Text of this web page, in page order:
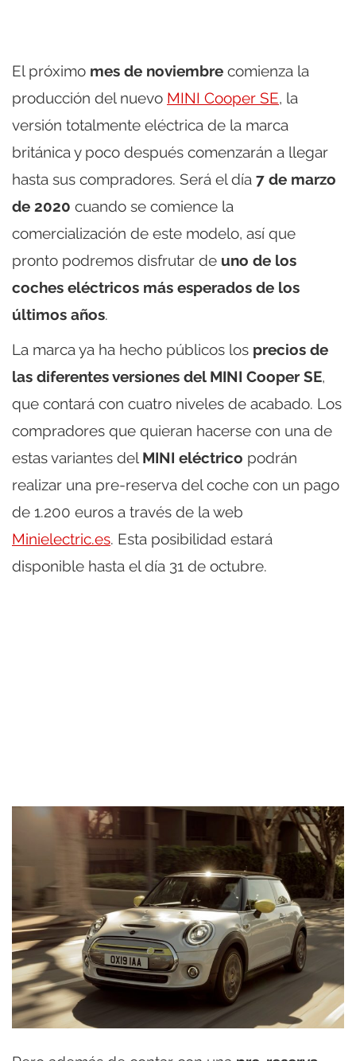
El próximo mes de noviembre comienza la
producción del nuevo MINI Cooper SE, la
versión totalmente eléctrica de la marca
británica y poco después comenzarán a llegar
hasta sus compradores. Será el día 7 de marzo
de 2020 cuando se comience la
comercialización de este modelo, así que
pronto podremos disfrutar de uno de los
coches eléctricos más esperados de los
últimos años.
La marca ya ha hecho públicos los precios de
las diferentes versiones del MINI Cooper SE,
que contará con cuatro niveles de acabado. Los
compradores que quieran hacerse con una de
estas variantes del MINI eléctrico podrán
realizar una pre-reserva del coche con un pago
de 1.200 euros a través de la web
Minielectric.es. Esta posibilidad estará
disponible hasta el día 31 de octubre.